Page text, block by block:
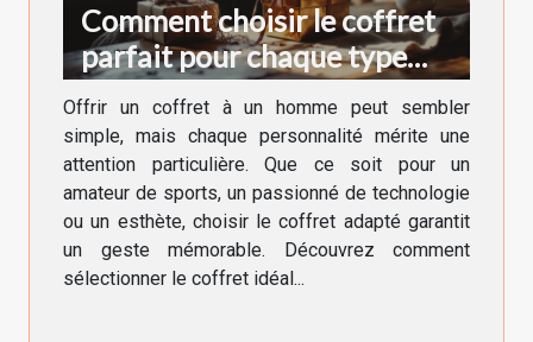
Comment choisir le coffret
parfait pour chaque type
d'homme ?
Offrir un coffret à un homme peut sembler
simple, mais chaque personnalité mérite une
attention particulière. Que ce soit pour un
amateur de sports, un passionné de technologie
ou un esthète, choisir le coffret adapté garantit
un geste mémorable. Découvrez comment
sélectionner le coffret idéal...